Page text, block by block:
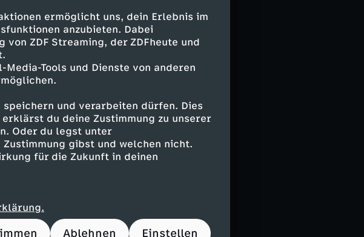
ermöglicht uns, dein Erlebnis im
anzubieten. Dabei
ZDF Streaming, der ZDFheute und
Tools und Dienste von anderen
und verarbeiten dürfen. Dies
du deine Zustimmung zu unserer
Oder du legst unter
gibst und welchen nicht.
für die Zukunft in deinen
Ablehnen Einstellen